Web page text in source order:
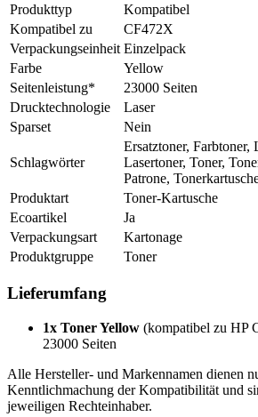
Produkttyp
Kompatibel
Kompatibel zu
CF472X
Verpackungseinheit Einzelpack
Farbe
Yellow
Seitenleistung*
23000 Seiten
Drucktechnologie
Laser
Sparset
Nein
Schlagwörter
Ersatztoner, Farbtoner,
Lasertoner, Toner,
Patrone,
Produktart
Toner-Kartusche
Ecoartikel
Ja
Verpackungsart
Kartonage
Produktgruppe
Toner
Lieferumfang
1x Toner Yellow (kompatibel zu HP
23000 Seiten
Alle Hersteller- und Markennamen dienen
Kenntlichmachung der Kompatibilität und
jeweiligen Rechteinhaber.